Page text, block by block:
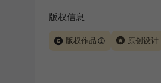
版权信息
版权作品 原创设计